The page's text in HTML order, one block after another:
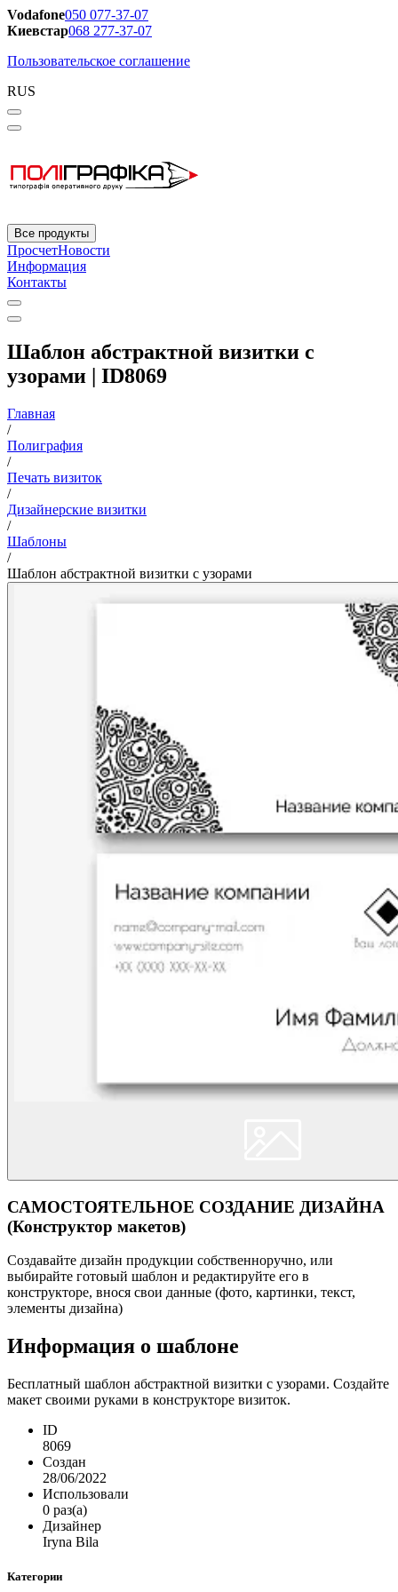
Vodafone050 077-37-07
Киевстар068 277-37-07
Пользовательское соглашение
RUS
Все продукты
ПросчетНовости
Информация
Контакты
Шаблон абстрактной визитки с
узорами | ID8069
Главная
/
Полиграфия
/
Печать визиток
/
Дизайнерские визитки
/
Шаблоны
/
Шаблон абстрактной визитки с узорами
САМОСТОЯТЕЛЬНОЕ СОЗДАНИЕ ДИЗАЙНА
(Конструктор макетов)
Создавайте дизайн продукции собственноручно, или
выбирайте готовый шаблон и редактируйте его в
конструкторе, внося свои данные (фото, картинки, текст,
элементы дизайна)
Информация о шаблоне
Бесплатный шаблон абстрактной визитки с узорами. Создайте
макет своими руками в конструкторе визиток.
ID
8069
Создан
28/06/2022
Использовали
0 раз(а)
Дизайнер
Iryna Bila
Категории